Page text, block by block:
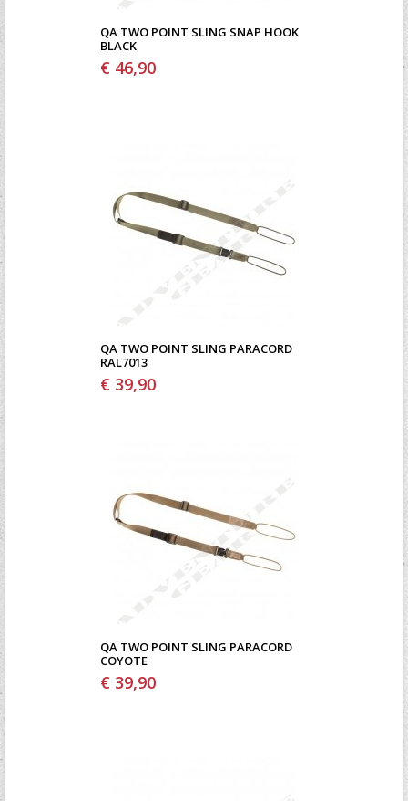
QA TWO POINT SLING SNAP HOOK
BLACK
€ 46,90
QA TWO POINT SLING PARACORD
RAL7013
€ 39,90
QA TWO POINT SLING PARACORD
COYOTE
€ 39,90